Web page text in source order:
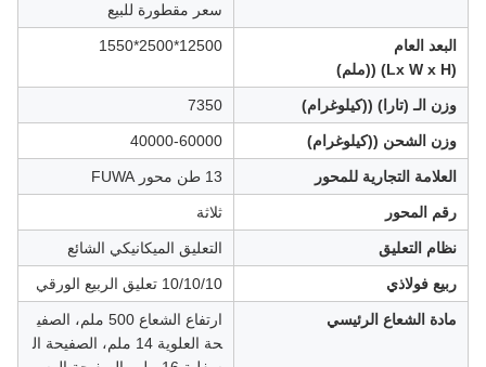
سعر مقطورة للبيع
البعد العام
(Lx W x H) ((ملم)
12500*2500*1550
وزن الـ (تارا) ((كيلوغرام) 7350
وزن الشحن ((كيلوغرام) 40000-60000
العلامة التجارية للمحور 13 طن محور FUWA
رقم المحور ثلاثة
نظام التعليق التعليق الميكانيكي الشائع
ربيع فولاذي 10/10/10 تعليق الربيع الورقي
مادة الشعاع الرئيسي
ارتفاع الشعاع 500 ملم، الصفي
حة العلوية 14 ملم، الصفيحة ال